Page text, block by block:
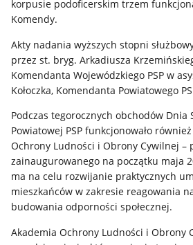
korpusie podoficerskim trzem
Komendy.
Akty nadania wyższych stopni
przez st. bryg. Arkadiusza
Komendanta Wojewódzkiego PSP w
Kołoczka, Komendanta Powiatowego
Podczas tegorocznych obchodów Dnia
Powiatowej PSP funkcjonowało
Ochrony Ludności i Obrony Cywilnej –
zainaugurowanego na początku maja
ma na celu rozwijanie praktycznych
mieszkańców w zakresie reagowania
budowania odporności społecznej.
Akademia Ochrony Ludności i Obrony